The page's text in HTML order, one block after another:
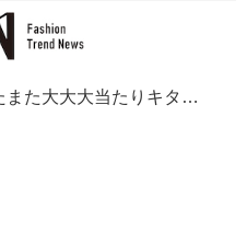
またまた大大大当たりキターーーーッ！【ミスド】パケも可愛い♡「新作ドーナツ」